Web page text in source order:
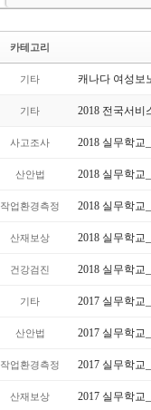
카테고리
기타 캐나다 여성보
기타 2018 전국서비
사고조사 2018 실무학교
산안법 2018 실무학교
작업환경측정 2018 실무학교
산재보상 2018 실무학교
건강검진 2018 실무학교
기타 2017 실무학교
산안법 2017 실무학교
작업환경측정 2017 실무학교
산재보상 2017 실무학교